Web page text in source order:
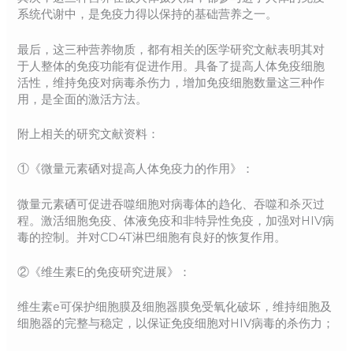
系统代谢中，是免疫力得以保持的基础营养之一。
最后，这三种营养物质，都有相关的医学研究文献表明其对
于人整体的免疫功能有促进作用。具备了提高人体免疫细胞
活性，维持免疫对病毒杀伤力，增加免疫细胞数量这三种作
用，是全面的激活方法。
附上相关的研究文献资料：
①《微量元素硒对提高人体免疫力的作用》：
微量元素硒可促进吞噬细胞对病毒体的趋化、吞噬和杀灭过
程。激活细胞免疫、体液免疫和非特异性免疫，加强对HIV病
毒的控制。并对CD4T淋巴细胞有良好的恢复作用。
②《维生素E的免疫研究进展》：
维生素e可保护细胞膜及细胞器膜免受氧化破坏，维持细胞及
细胞器的完整与稳定，以保证免疫细胞对HIV病毒的杀伤力；